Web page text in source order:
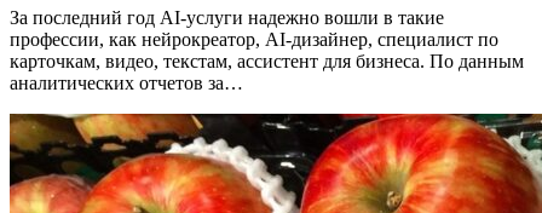
За последний год AI-услуги надежно вошли в такие
профессии, как нейрокреатор, AI-дизайнер, специалист по
карточкам, видео, текстам, ассистент для бизнеса. По данным
аналитических отчетов за…